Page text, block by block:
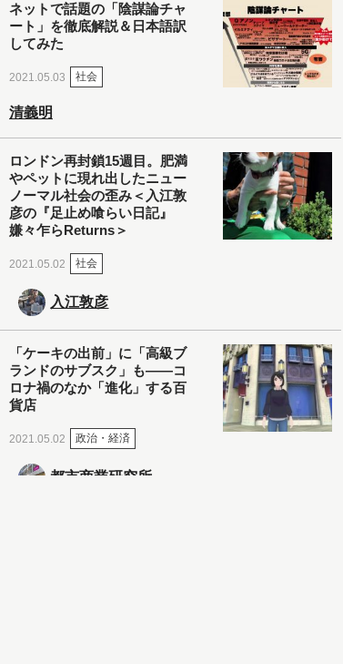
ネットで話題の「陰謀論チャ
ート」を徹底解説＆日本語訳
してみた
2021.05.03 社会
清義明
ロンドン再封鎖15週目。肥満
やペットに現れ出したニュー
ノーマル社会の歪み＜入江敦
彦の『足止め喰らい日記』
嫌々乍らReturns＞
2021.05.02 社会
入江敦彦
「ケーキの出前」に「高級ブ
ランドのサブスク」も――コ
ロナ禍のなか「進化」する百
貨店
2021.05.02 政治・経済
都市商業研究所